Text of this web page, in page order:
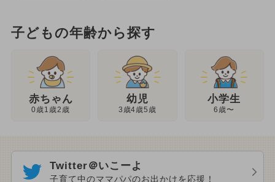
子どもの年齢から探す
赤ちゃん
0歳1歳2歳
幼児
3歳4歳5歳
小学生
6歳〜
Twitter＠いこーよ
子育て中のママパパのお出かけを応援！